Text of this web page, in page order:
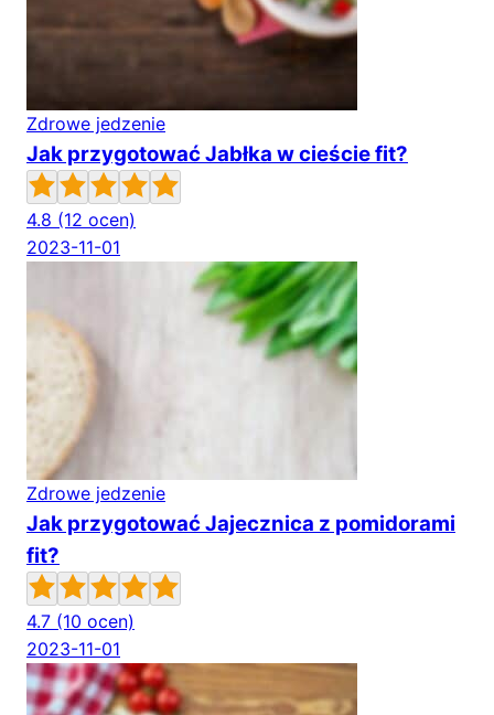
Zdrowe jedzenie
Jak przygotować Jabłka w cieście fit?
4.8 (12 ocen)
2023-11-01
Zdrowe jedzenie
Jak przygotować Jajecznica z pomidorami
fit?
4.7 (10 ocen)
2023-11-01